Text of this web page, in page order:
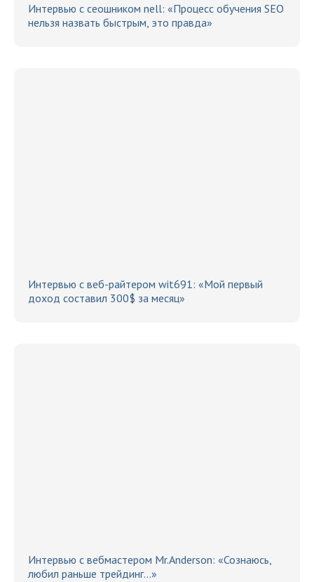
Интервью с сеошником nell: «Процесс обучения SEO
нельзя назвать быстрым, это правда»
Интервью с веб-райтером wit691: «Мой первый
доход составил 300$ за месяц»
Интервью с вебмастером Mr.Anderson: «Сознаюсь,
любил раньше трейдинг…»